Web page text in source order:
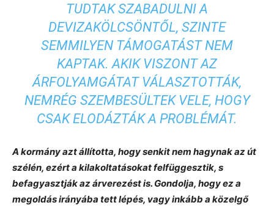
TUDTAK SZABADULNI A
DEVIZAKÖLCSÖNTŐL, SZINTE
SEMMILYEN TÁMOGATÁST NEM
KAPTAK. AKIK VISZONT AZ
ÁRFOLYAMGÁTAT VÁLASZTOTTÁK,
NEMRÉG SZEMBESÜLTEK VELE, HOGY
CSAK ELODÁZTÁK A PROBLÉMÁT.
A kormány azt állította, hogy senkit nem hagynak az út
szélén, ezért a kilakoltatásokat felfüggesztik, s
befagyasztják az árverezést is. Gondolja, hogy ez a
megoldás irányába tett lépés, vagy inkább a közelgő